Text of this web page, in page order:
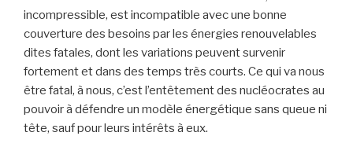
incompressible, est incompatible avec une bonne
couverture des besoins par les énergies renouvelables
dites fatales, dont les variations peuvent survenir
fortement et dans des temps très courts. Ce qui va nous
être fatal, à nous, c’est l’entêtement des nucléocrates au
pouvoir à défendre un modèle énergétique sans queue ni
tête, sauf pour leurs intérêts à eux.